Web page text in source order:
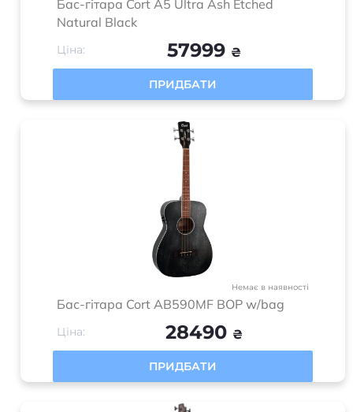
Бас-гітара Cort A5 Ultra Ash Etched
Natural Black
Ціна: 57999 ₴
ПРИДБАТИ
Немає в наявності
Бас-гітара Cort AB590MF BOP w/bag
Ціна: 28490 ₴
ПРИДБАТИ